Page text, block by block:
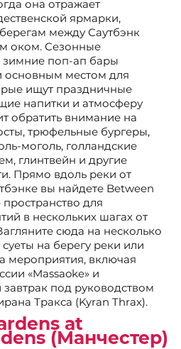
она отражает
ярмарки,
между Саутбэнк
оком. Сезонные
зимние поп-ап бары
основным местом для
ищут праздничные
напитки и атмосферу
обратить внимание на
трюфельные бургеры,
моголь, голландские
глинтвейн и другие
Прямо вдоль реки от
вы найдете Between
для
в нескольких шагах от
сюда на несколько
на берегу реки или
мероприятия, включая
«Massaoke» и
под руководством
Тракса (Kyran Thrax).
at
(Манчестер)